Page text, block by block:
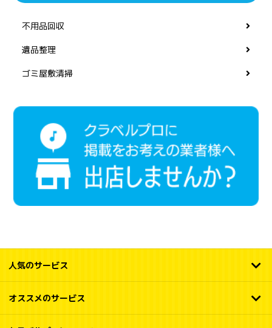
不用品回収
遺品整理
ゴミ屋敷清掃
人気のサービス
オススメのサービス